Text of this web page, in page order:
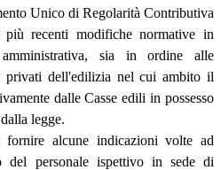
Unico di Regolarità Contributiva
recenti modifiche normative in
sia in ordine alle
privati dell'edilizia nel cui ambito il
dalle Casse edili in possesso
legge.
fornire alcune indicazioni volte ad
del personale ispettivo in sede di